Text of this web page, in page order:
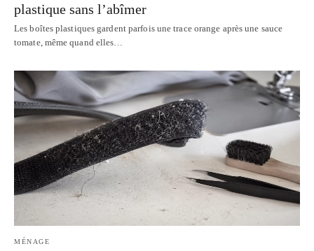
plastique sans l’abîmer
Les boîtes plastiques gardent parfois une trace orange après une sauce
tomate, même quand elles…
MÉNAGE